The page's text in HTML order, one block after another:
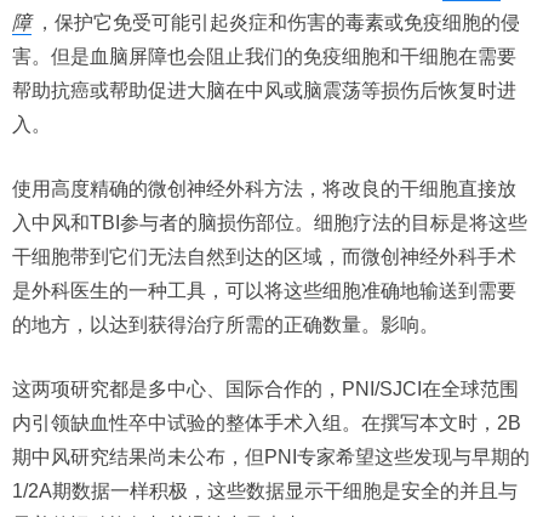
障 ，保护它免受可能引起炎症和伤害的毒素或免疫细胞的侵
害。但是血脑屏障也会阻止我们的免疫细胞和干细胞在需要
帮助抗癌或帮助促进大脑在中风或脑震荡等损伤后恢复时进
入。
使用高度精确的微创神经外科方法，将改良的干细胞直接放
入中风和TBI参与者的脑损伤部位。细胞疗法的目标是将这些
干细胞带到它们无法自然到达的区域，而微创神经外科手术
是外科医生的一种工具，可以将这些细胞准确地输送到需要
的地方，以达到获得治疗所需的正确数量。影响。
这两项研究都是多中心、国际合作的，PNI/SJCI在全球范围
内引领缺血性卒中试验的整体手术入组。在撰写本文时，2B
期中风研究结果尚未公布，但PNI专家希望这些发现与早期的
1/2A期数据一样积极，这些数据显示干细胞是安全的并且与